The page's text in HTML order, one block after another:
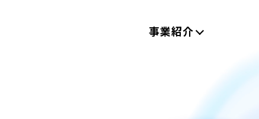
事業紹介